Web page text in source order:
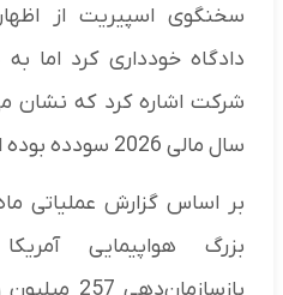
سخنگوی اسپیریت از
دادگاه خودداری کرد اما
شرکت اشاره کرد که نشان
سال مالی 2026 سودده بوده است.
بر اساس گزارش عملیاتی
بزرگ هواپیمایی